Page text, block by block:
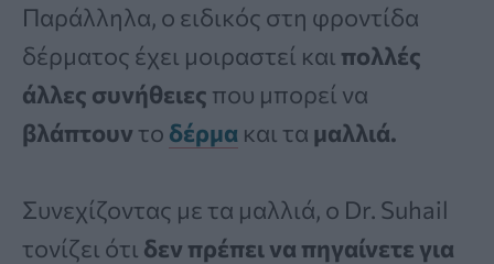
Παράλληλα, ο ειδικός στη φροντίδα
δέρματος έχει μοιραστεί και πολλές
άλλες συνήθειες που μπορεί να
βλάπτουν το δέρμα και τα μαλλιά.
Συνεχίζοντας με τα μαλλιά, ο Dr. Suhail
τονίζει ότι δεν πρέπει να πηγαίνετε για